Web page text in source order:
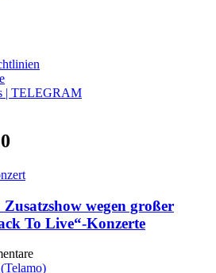
| TELEGRAM
wegen großer
To Live“-Konzerte